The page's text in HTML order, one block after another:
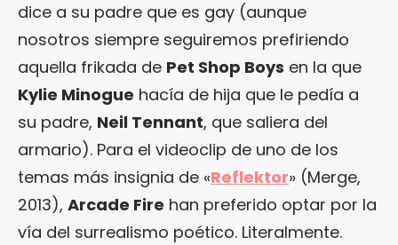
dice a su padre que es gay (aunque
nosotros siempre seguiremos prefiriendo
aquella frikada de Pet Shop Boys en la que
Kylie Minogue hacía de hija que le pedía a
su padre, Neil Tennant, que saliera del
armario). Para el videoclip de uno de los
temas más insignia de «Reflektor» (Merge,
2013), Arcade Fire han preferido optar por la
vía del surrealismo poético. Literalmente.